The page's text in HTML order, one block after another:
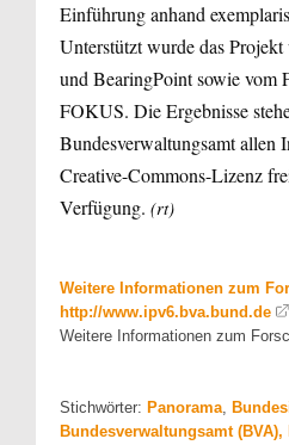
Einführung anhand
Unterstützt wurde das
und BearingPoint sowie vom
FOKUS. Die Ergebnisse
Bundesverwaltungsamt allen
Creative-Commons-Lizenz
Verfügung. (rt)
Weitere Informationen zum
http://www.ipv6.bva.bund.de
Weitere Informationen zum
Stichwörter: Panorama,
Bundesverwaltungsamt